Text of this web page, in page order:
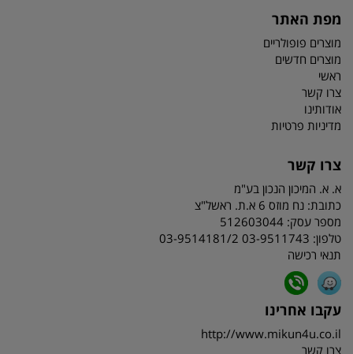
מפת האתר
מוצרים פופולריים
מוצרים חדשים
ראשי
צרו קשר
אודותינו
מדיניות פרטיות
צרו קשר
א. א. המיכון הנכון בע"מ
כתובת: נח מוזס 6 א.ת. ראשל"צ
מספר עסק: 512603044
טלפון: 03-9511743 03-9514181/2
תנאי רכישה
עקבו אחרינו
http://www.mikun4u.co.il
צרו קשר